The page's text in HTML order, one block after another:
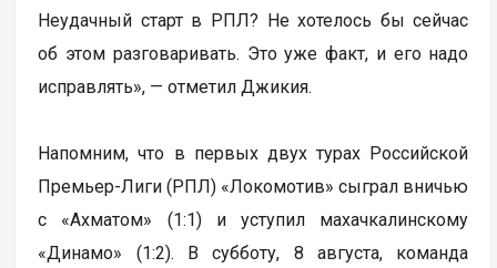
Неудачный старт в РПЛ? Не хотелось бы сейчас
об этом разговаривать. Это уже факт, и его надо
исправлять», — отметил Джикия.
Напомним, что в первых двух турах Российской
Премьер-Лиги (РПЛ) «Локомотив» сыграл вничью
с «Ахматом» (1:1) и уступил махачкалинскому
«Динамо» (1:2). В субботу, 8 августа, команда